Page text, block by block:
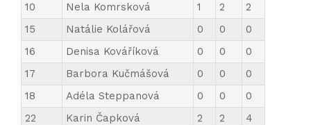
10
Nela Komrsková 1 2
2
15
Natálie Kolářová 0 0
0
16
Denisa Kováříková 0 0
0
17
Barbora Kučmášová 0 0
0
18
Adéla Steppanová 0 0
0
22
Karin Čapková 2 2
4